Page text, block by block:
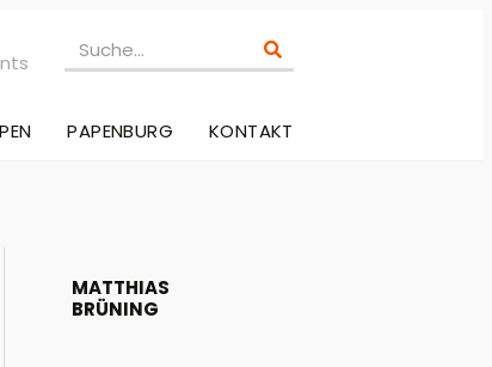
PAPENBURG KONTAKT
MATTHIAS
BRÜNING